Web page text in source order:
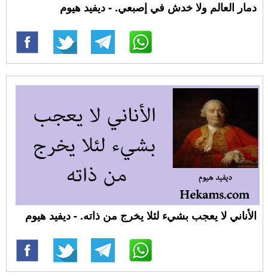
دمار العالم ولا خدش في إصبعي. - ديفيد هيوم
الأناني لا يعجب بشيء لئلا يخرج من ذاته. - ديفيد هيوم